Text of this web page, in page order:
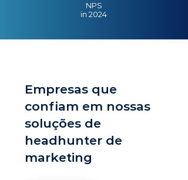
NPS
in 2024
Empresas que
confiam em nossas
soluções de
headhunter de
marketing